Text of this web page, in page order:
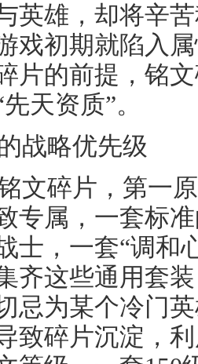
英雄，却将辛
戏初期就陷入
片的前提，铭
天资质”。
战略优先级
文碎片，第一
专属，一套标
士，一套“调和
齐这些通用套
忌为某个冷门
致碎片沉淀，